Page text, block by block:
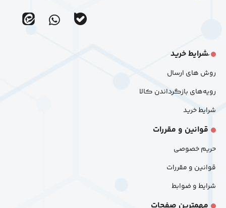
ir_bale
ir_eitaa
َشرایط خرید
روش های ارسال
رویه‌های بازگرداندن کالا
شرایط خرید
قوانین و مقررات
حریم خصوصی
قوانین و مقررات
شرایط و ضوابط